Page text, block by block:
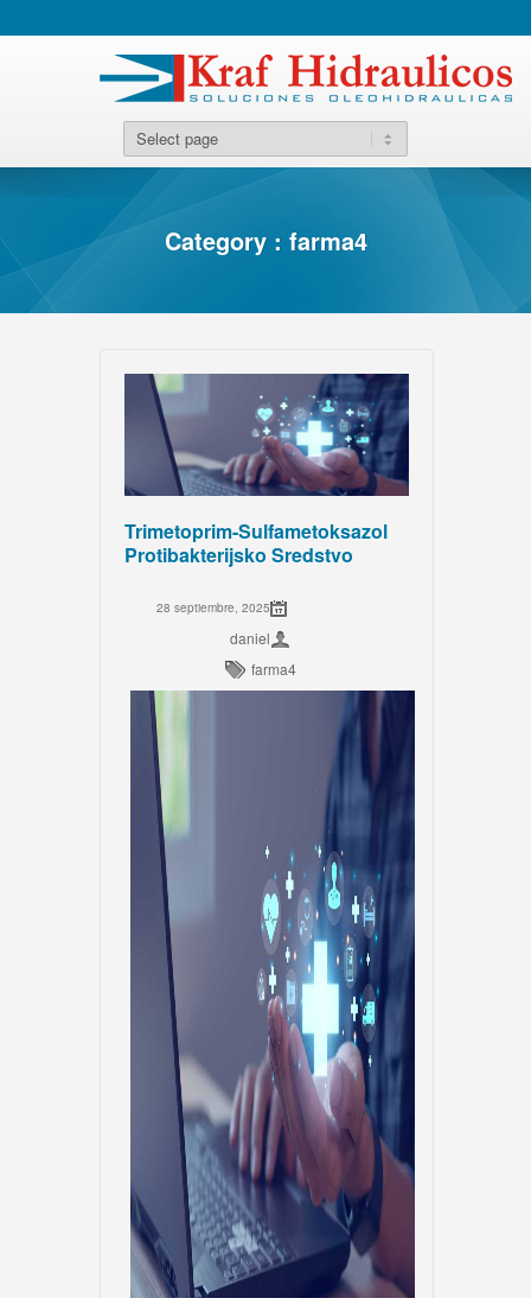
Category : farma4
Trimetoprim-Sulfametoksazol
Protibakterijsko Sredstvo
28 septiembre, 2025
daniel
farma4